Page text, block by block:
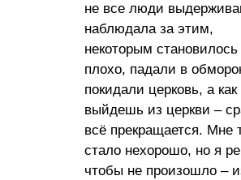
не все люди
наблюдала за этим,
некоторым становилось
плохо, падали в
покидали церковь, а как
выйдешь из церкви –
всё прекращается. Мне
стало нехорошо, но я
чтобы не произошло –